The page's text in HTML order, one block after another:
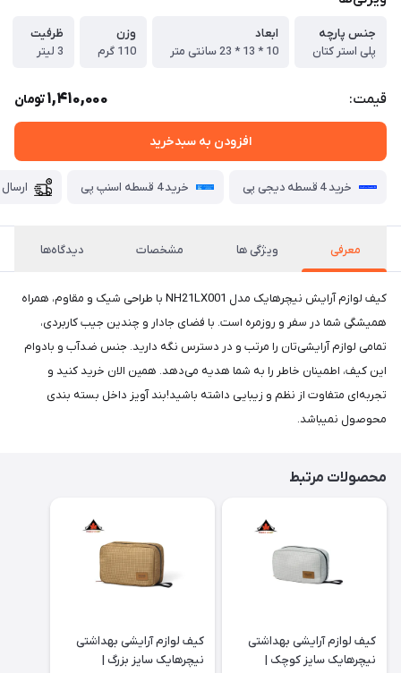
جنس پارچه
پلی استر کتان
ابعاد
10 * 13 * 23 سانتی متر
وزن
110 گرم
ظرفیت
3 لیتر
قیمت: 1,410,000تومان
افزودن به سبدخرید
خرید 4 قسطه دیجی پی خرید 4 قسطه اسنپ پی
معرفی ویژگی ها مشخصات دیدگاه‌ها
کیف لوازم آرایش نیچرهایک مدل NH21LX001 با طراحی شیک و مقاوم، همراه
همیشگی شما در سفر و روزمره است. با فضای جادار و چندین جیب کاربردی،
تمامی لوازم آرایشی‌تان را مرتب و در دسترس نگه دارید. جنس ضدآب و بادوام
این کیف، اطمینان خاطر را به شما هدیه می‌دهد. همین الان خرید کنید و
تجربه‌ای متفاوت از نظم و زیبایی داشته باشید!بند آویز داخل بسته بندی
محوصول نمیباشد.
محصولات مرتبط
کیف لوازم آرایشی بهداشتی
نیچرهایک سایز کوچک |
کیف لوازم آرایشی بهداشتی
نیچرهایک سایز بزرگ |